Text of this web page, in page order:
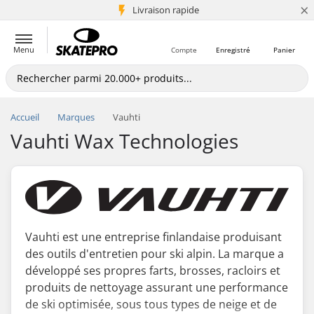
Livraison rapide
+5 mio de clients ×
Menu Panier
Enregistré
Compte
Accueil Marques Vauhti
Vauhti Wax Technologies
Vauhti est une entreprise finlandaise produisant
des outils d'entretien pour ski alpin. La marque a
développé ses propres farts, brosses, racloirs et
produits de nettoyage assurant une performance
de ski optimisée, sous tous types de neige et de